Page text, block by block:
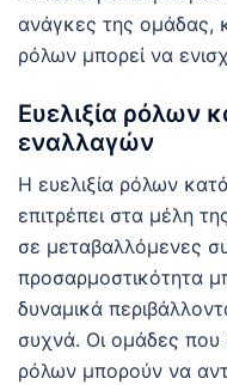
ανάγκες της ομάδας,
ρόλων μπορεί να
Ευελιξία ρόλων
εναλλαγών
Η ευελιξία ρόλων
επιτρέπει στα μέλη
σε μεταβαλλόμενες
προσαρμοστικότητα
δυναμικά
συχνά. Οι ομάδες που
ρόλων μπορούν να